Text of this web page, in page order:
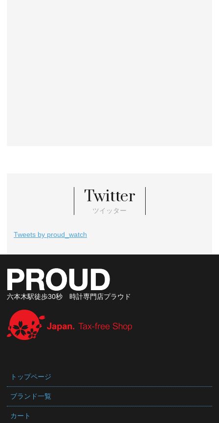
Twitter
ツイッター
Tweets by proud_watch
六本木駅徒歩30秒 時計専門店プラウド
トップページ
ブランド一覧
カート